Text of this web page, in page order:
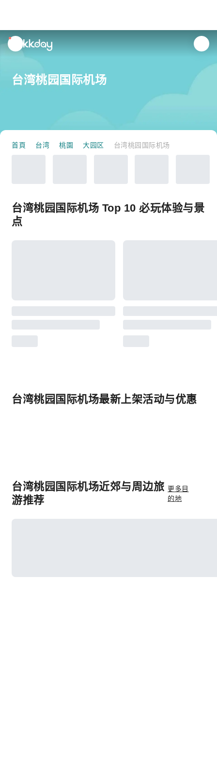
unread
notifications
台湾桃园国际机场
首頁 台湾 桃園 大园区 台湾桃园国际机场
台湾桃园国际机场 Top 10 必玩体验与景
点
台湾桃园国际机场最新上架活动与优惠
台湾桃园国际机场近郊与周边旅
游推荐
更多目
的地